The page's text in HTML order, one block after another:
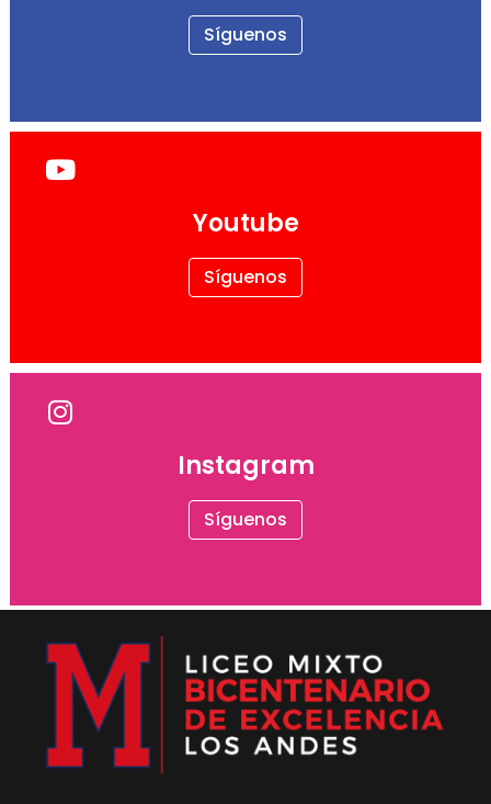
Síguenos
Youtube
Síguenos
Instagram
Síguenos